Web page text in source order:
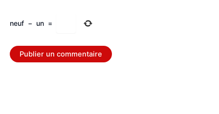
neuf − un =